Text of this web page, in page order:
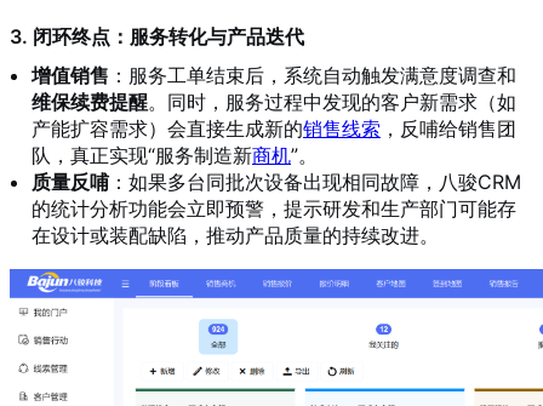
3. 闭环终点：服务转化与产品迭代
增值销售 ：服务工单结束后，系统自动触发满意度调查和
维保续费提醒。同时，服务过程中发现的客户新需求（如
产能扩容需求）会直接生成新的销售线索 ，反哺给销售团
队，真正实现“服务制造新商机”。
质量反哺：如果多台同批次设备出现相同故障，八骏CRM
的统计分析功能会立即预警，提示研发和生产部门可能存
在设计或装配缺陷，推动产品质量的持续改进。